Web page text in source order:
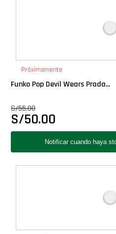
Próximamente
Funko Pop Devil Wears Prada...
S/55.00
S/50.00